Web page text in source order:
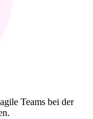
Teams bei der